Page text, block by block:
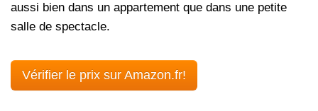
aussi bien dans un appartement que dans une petite
salle de spectacle.
Vérifier le prix sur Amazon.fr!